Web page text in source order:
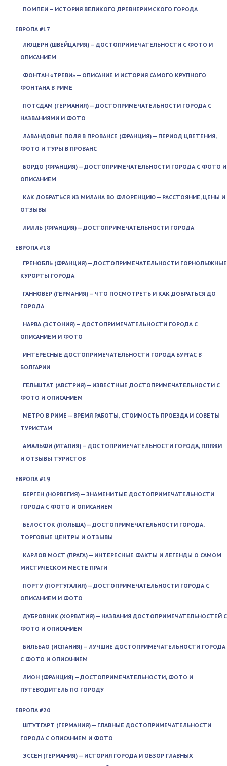
ПОМПЕИ — ИСТОРИЯ ВЕЛИКОГО ДРЕВНЕРИМСКОГО ГОРОДА
ЕВРОПА #17
ЛЮЦЕРН (ШВЕЙЦАРИЯ) — ДОСТОПРИМЕЧАТЕЛЬНОСТИ С ФОТО И
ОПИСАНИЕМ
ФОНТАН «ТРЕВИ» — ОПИСАНИЕ И ИСТОРИЯ САМОГО КРУПНОГО
ФОНТАНА В РИМЕ
ПОТСДАМ (ГЕРМАНИЯ) — ДОСТОПРИМЕЧАТЕЛЬНОСТИ ГОРОДА С
НАЗВАНИЯМИ И ФОТО
ЛАВАНДОВЫЕ ПОЛЯ В ПРОВАНСЕ (ФРАНЦИЯ) — ПЕРИОД ЦВЕТЕНИЯ,
ФОТО И ТУРЫ В ПРОВАНС
БОРДО (ФРАНЦИЯ) — ДОСТОПРИМЕЧАТЕЛЬНОСТИ ГОРОДА С ФОТО И
ОПИСАНИЕМ
КАК ДОБРАТЬСЯ ИЗ МИЛАНА ВО ФЛОРЕНЦИЮ — РАССТОЯНИЕ, ЦЕНЫ И
ОТЗЫВЫ
ЛИЛЛЬ (ФРАНЦИЯ) — ДОСТОПРИМЕЧАТЕЛЬНОСТИ ГОРОДА
ЕВРОПА #18
ГРЕНОБЛЬ (ФРАНЦИЯ) — ДОСТОПРИМЕЧАТЕЛЬНОСТИ ГОРНОЛЫЖНЫЕ
КУРОРТЫ ГОРОДА
ГАННОВЕР (ГЕРМАНИЯ) — ЧТО ПОСМОТРЕТЬ И КАК ДОБРАТЬСЯ ДО
ГОРОДА
НАРВА (ЭСТОНИЯ) — ДОСТОПРИМЕЧАТЕЛЬНОСТИ ГОРОДА С
ОПИСАНИЕМ И ФОТО
ИНТЕРЕСНЫЕ ДОСТОПРИМЕЧАТЕЛЬНОСТИ ГОРОДА БУРГАС В
БОЛГАРИИ
ГЕЛЬШТАТ (АВСТРИЯ) — ИЗВЕСТНЫЕ ДОСТОПРИМЕЧАТЕЛЬНОСТИ С
ФОТО И ОПИСАНИЕМ
МЕТРО В РИМЕ — ВРЕМЯ РАБОТЫ, СТОИМОСТЬ ПРОЕЗДА И СОВЕТЫ
ТУРИСТАМ
АМАЛЬФИ (ИТАЛИЯ) — ДОСТОПРИМЕЧАТЕЛЬНОСТИ ГОРОДА, ПЛЯЖИ
И ОТЗЫВЫ ТУРИСТОВ
ЕВРОПА #19
БЕРГЕН (НОРВЕГИЯ) — ЗНАМЕНИТЫЕ ДОСТОПРИМЕЧАТЕЛЬНОСТИ
ГОРОДА С ФОТО И ОПИСАНИЕМ
БЕЛОСТОК (ПОЛЬША) — ДОСТОПРИМЕЧАТЕЛЬНОСТИ ГОРОДА,
ТОРГОВЫЕ ЦЕНТРЫ И ОТЗЫВЫ
КАРЛОВ МОСТ (ПРАГА) — ИНТЕРЕСНЫЕ ФАКТЫ И ЛЕГЕНДЫ О САМОМ
МИСТИЧЕСКОМ МЕСТЕ ПРАГИ
ПОРТУ (ПОРТУГАЛИЯ) — ДОСТОПРИМЕЧАТЕЛЬНОСТИ ГОРОДА С
ОПИСАНИЕМ И ФОТО
ДУБРОВНИК (ХОРВАТИЯ) — НАЗВАНИЯ ДОСТОПРИМЕЧАТЕЛЬНОСТЕЙ С
ФОТО И ОПИСАНИЕМ
БИЛЬБАО (ИСПАНИЯ) — ЛУЧШИЕ ДОСТОПРИМЕЧАТЕЛЬНОСТИ ГОРОДА
С ФОТО И ОПИСАНИЕМ
ЛИОН (ФРАНЦИЯ) — ДОСТОПРИМЕЧАТЕЛЬНОСТИ, ФОТО И
ПУТЕВОДИТЕЛЬ ПО ГОРОДУ
ЕВРОПА #20
ШТУТГАРТ (ГЕРМАНИЯ) — ГЛАВНЫЕ ДОСТОПРИМЕЧАТЕЛЬНОСТИ
ГОРОДА С ОПИСАНИЕМ И ФОТО
ЭССЕН (ГЕРМАНИЯ) — ИСТОРИЯ ГОРОДА И ОБЗОР ГЛАВНЫХ